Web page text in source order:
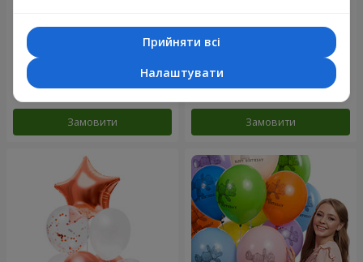
Мікс гелієвих кульок
"Привітання!"
Замовити
Колекція кульок "Веселий
Замовити
Прийняти всі
Налаштувати